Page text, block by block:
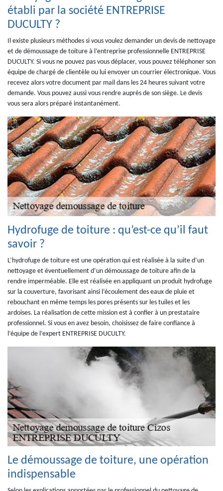
établi par la société ENTREPRISE
DUCULTY ?
Il existe plusieurs méthodes si vous voulez demander un devis de nettoyage
et de démoussage de toiture à l’entreprise professionnelle ENTREPRISE
DUCULTY. Si vous ne pouvez pas vous déplacer, vous pouvez téléphoner son
équipe de chargé de clientèle ou lui envoyer un courrier électronique. Vous
recevez alors votre document par mail dans les 24 heures suivant votre
demande. Vous pouvez aussi vous rendre auprès de son siège. Le devis
vous sera alors préparé instantanément.
Hydrofuge de toiture : qu’est-ce qu’il faut
savoir ?
L’hydrofuge de toiture est une opération qui est réalisée à la suite d’un
nettoyage et éventuellement d’un démoussage de toiture afin de la
rendre imperméable. Elle est réalisée en appliquant un produit hydrofuge
sur la couverture, favorisant ainsi l’écoulement des eaux de pluie et
rebouchant en même temps les pores présents sur les tuiles et les
ardoises. La réalisation de cette mission est à confier à un prestataire
professionnel. Si vous en avez besoin, choisissez de faire confiance à
l’équipe de l’expert ENTREPRISE DUCULTY.
Le démoussage de toiture, une opération
indispensable